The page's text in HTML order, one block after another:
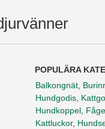
POPULÄRA
Balkongnät
Hundgodis
Hundkoppel
Kattluckor,